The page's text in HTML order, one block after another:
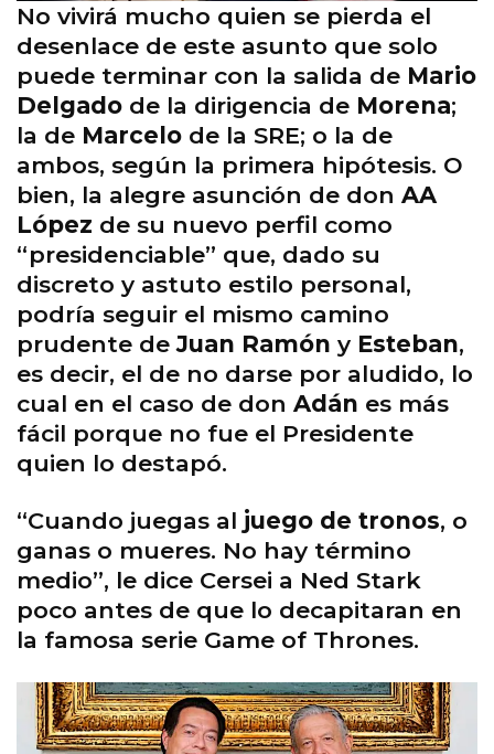
No vivirá mucho quien se pierda el
desenlace de este asunto que solo
puede terminar con la salida de Mario
Delgado de la dirigencia de Morena;
la de Marcelo de la SRE; o la de
ambos, según la primera hipótesis. O
bien, la alegre asunción de don AA
López de su nuevo perfil como
“presidenciable” que, dado su
discreto y astuto estilo personal,
podría seguir el mismo camino
prudente deJuan Ramón y Esteban,
es decir, el de no darse por aludido, lo
cual en el caso de don Adán es más
fácil porque no fue el Presidente
quien lo destapó.
“Cuando juegas al juego de tronos, o
ganas o mueres. No hay término
medio”, le dice Cersei a Ned Stark
poco antes de que lo decapitaran en
la famosa serie Game of Thrones.